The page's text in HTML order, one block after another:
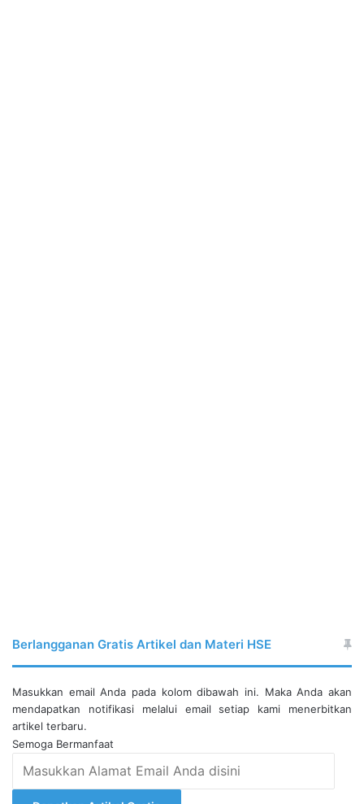
Berlangganan Gratis Artikel dan Materi HSE
Masukkan email Anda pada kolom dibawah ini. Maka Anda akan
mendapatkan notifikasi melalui email setiap kami menerbitkan
artikel terbaru.
Semoga Bermanfaat
Alamat